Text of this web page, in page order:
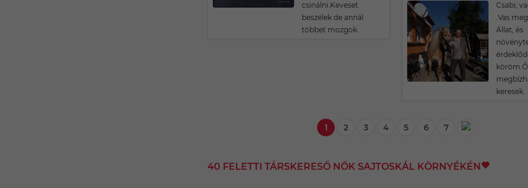
csinálni.Keveset
beszélek de annál
többet mozgok.
Csabi,
.Vas
Állat, és
keresek.
1 2 3 4 5 6 7
40 FELETTI TÁRSKERESŐ NŐK SAJTOSKÁL KÖRNYÉKÉN